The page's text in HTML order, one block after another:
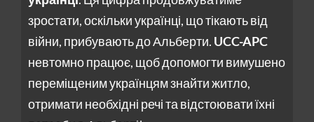
зростати, оскільки українці, що тікають від
війни, прибувають до Альберти. UCC-APC
невтомно працює, щоб допомогти вимушено
переміщеним українцям знайти житло,
отримати необхідні речі та відстоювати їхні